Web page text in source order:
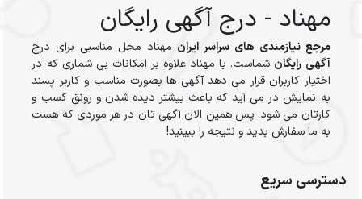
مهناد - درج آگهی رایگان
مرجع نیازمندی های سراسر ایران مهناد محل مناسبی برای درج
آگهی رایگان شماست. با مهناد علاوه بر امکانات بی شماری که در
اختیار کاربران قرار می دهد آگهی ها بصورت مناسب و کاربر پسند
به نمایش در می آید که باعث بیشتر دیده شدن و رونق کسب و
کارتان می شود. پس همین الان آگهی تان در هر موردی که هست
به ما سفارش بدید و نتیجه را ببینید!
دسترسی سریع